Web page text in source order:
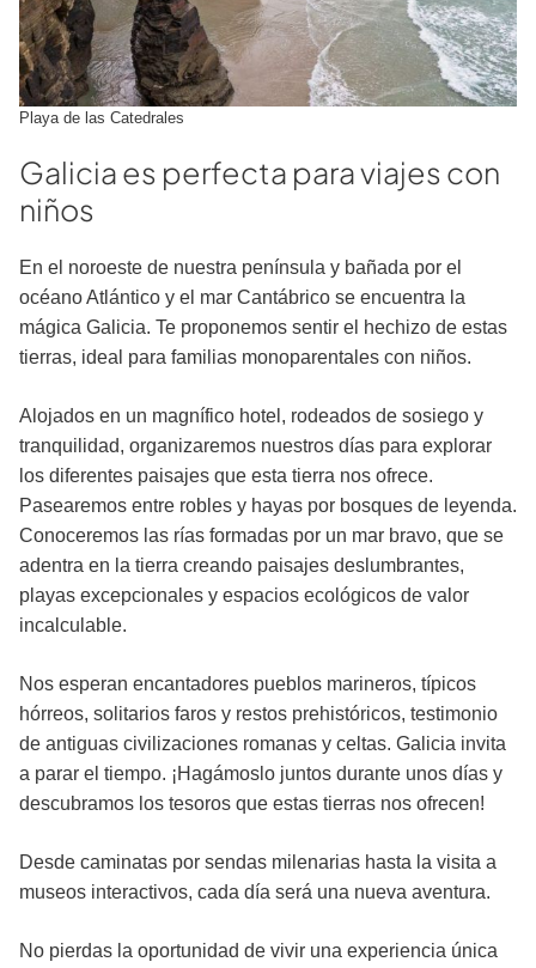
Playa de las Catedrales
Galicia es perfecta para viajes con
niños
En el noroeste de nuestra península y bañada por el
océano Atlántico y el mar Cantábrico se encuentra la
mágica Galicia. Te proponemos sentir el hechizo de estas
tierras, ideal para familias monoparentales con niños.
Alojados en un magnífico hotel, rodeados de sosiego y
tranquilidad, organizaremos nuestros días para explorar
los diferentes paisajes que esta tierra nos ofrece.
Pasearemos entre robles y hayas por bosques de leyenda.
Conoceremos las rías formadas por un mar bravo, que se
adentra en la tierra creando paisajes deslumbrantes,
playas excepcionales y espacios ecológicos de valor
incalculable.
Nos esperan encantadores pueblos marineros, típicos
hórreos, solitarios faros y restos prehistóricos, testimonio
de antiguas civilizaciones romanas y celtas. Galicia invita
a parar el tiempo. ¡Hagámoslo juntos durante unos días y
descubramos los tesoros que estas tierras nos ofrecen!
Desde caminatas por sendas milenarias hasta la visita a
museos interactivos, cada día será una nueva aventura.
No pierdas la oportunidad de vivir una experiencia única